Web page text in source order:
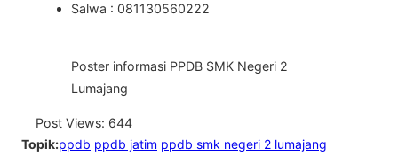
Salwa : 081130560222
Poster informasi PPDB SMK Negeri 2
Lumajang
Post Views: 644
Topik:ppdb ppdb jatim ppdb smk negeri 2 lumajang